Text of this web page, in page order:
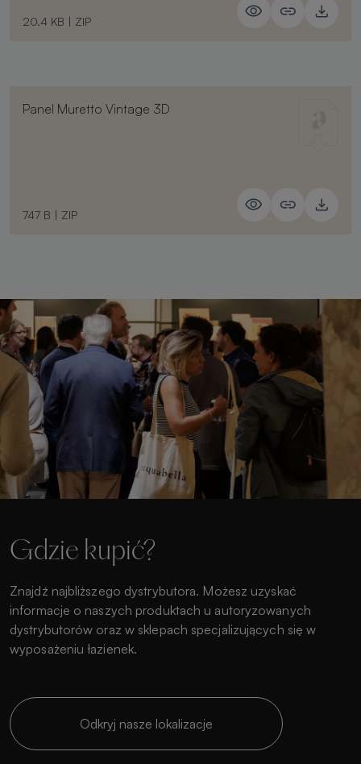
20.4 KB | ZIP
Panel Muretto Vintage 3D
747 B | ZIP
Gdzie kupić?
Znajdź najbliższego dystrybutora. Możesz uzyskać
informacje o naszych produktach u autoryzowanych
dystrybutorów oraz w sklepach specjalizujących się w
wyposażeniu łazienek.
Odkryj nasze lokalizacje